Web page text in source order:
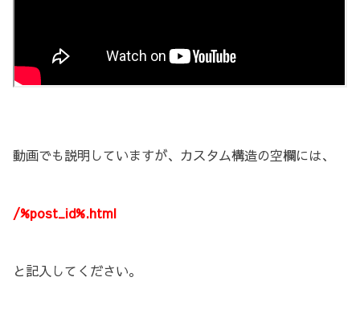
動画でも説明していますが、カスタム構造の空欄には、
/%post_id%.html
と記入してください。